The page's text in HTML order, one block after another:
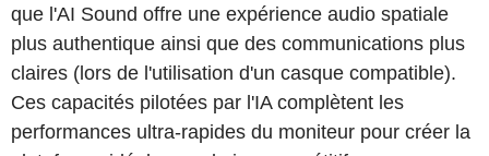
que l'AI Sound offre une expérience audio spatiale
plus authentique ainsi que des communications plus
claires (lors de l'utilisation d'un casque compatible).
Ces capacités pilotées par l'IA complètent les
performances ultra-rapides du moniteur pour créer la